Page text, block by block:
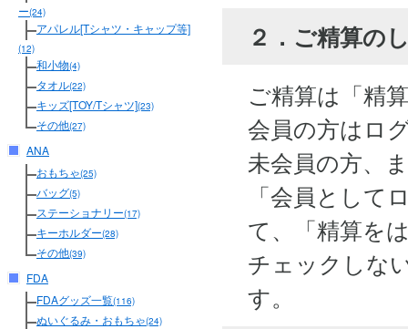
ー(24)
アパレル[Tシャツ・キャップ等]
(12)
和小物(4)
タオル(22)
キッズ[TOY/Tシャツ](23)
その他(27)
ANA
おもちゃ(25)
バッグ(5)
ステーショナリー(17)
キーホルダー(28)
その他(39)
FDA
FDAグッズ一覧(116)
ぬいぐるみ・おもちゃ(24)
２．ご精算の
ご精算は「精
会員の方はロ
未会員の方、
「会員として
て、「精算を
チェックしな
す。